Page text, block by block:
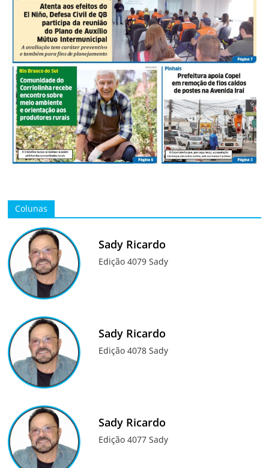
Colunas
Sady Ricardo
Edição 4079 Sady
Sady Ricardo
Edição 4078 Sady
Sady Ricardo
Edição 4077 Sady